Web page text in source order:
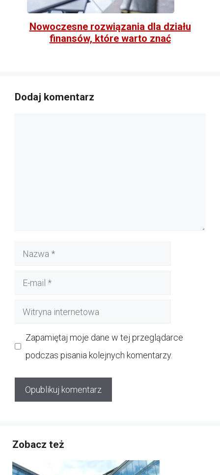
Nowoczesne rozwiązania dla działu
finansów, które warto znać
Dodaj komentarz
Nazwa
Witryna
Zapamiętaj moje dane w tej przeglądarce
podczas pisania kolejnych komentarzy.
Zobacz też